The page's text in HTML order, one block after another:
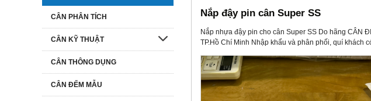
Nắp đậy pin cân Super SS
Nắp nhựa đậy pin cho cân Super SS Do hãng CÂN
TP.Hồ Chí Minh Nhập khẩu và phân phối, quí khách
CÂN PHÂN TÍCH
CÂN KỸ THUẬT
CÂN THÔNG DỤNG
CÂN ĐẾM MẪU